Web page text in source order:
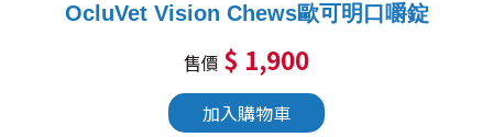
OcluVet Vision Chews歐可明口嚼錠
售價 $ 1,900
加入購物車